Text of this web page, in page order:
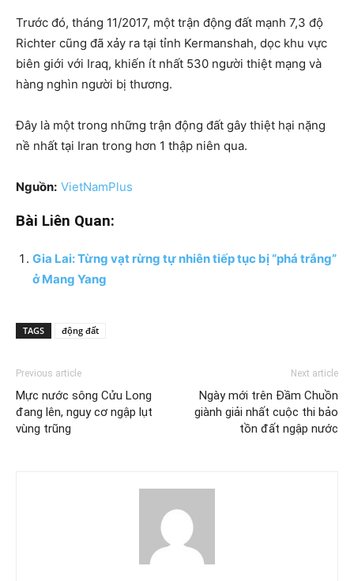
Trước đó, tháng 11/2017, một trận động đất mạnh 7,3 độ
Richter cũng đã xảy ra tại tỉnh Kermanshah, dọc khu vực
biên giới với Iraq, khiến ít nhất 530 người thiệt mạng và
hàng nghìn người bị thương.
Đây là một trong những trận động đất gây thiệt hại nặng
nề nhất tại Iran trong hơn 1 thập niên qua.
Nguồn: VietNamPlus
Bài Liên Quan:
Gia Lai: Từng vạt rừng tự nhiên tiếp tục bị “phá trắng”
ở Mang Yang
TAGS động đất
Previous article
Mực nước sông Cửu Long
đang lên, nguy cơ ngập lụt
vùng trũng
Next article
Ngày mới trên Đầm Chuồn
giành giải nhất cuộc thi bảo
tồn đất ngập nước